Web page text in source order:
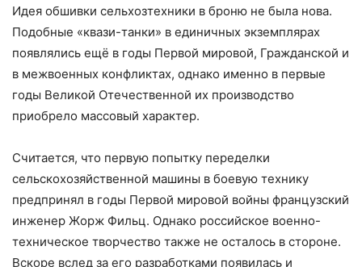
Идея обшивки сельхозтехники в броню не была нова.
Подобные «квази-танки» в единичных экземплярах
появлялись ещё в годы Первой мировой, Гражданской и
в межвоенных конфликтах, однако именно в первые
годы Великой Отечественной их производство
приобрело массовый характер.
Считается, что первую попытку переделки
сельскохозяйственной машины в боевую технику
предпринял в годы Первой мировой войны французский
инженер Жорж Фильц. Однако российское военно-
техническое творчество также не осталось в стороне.
Вскоре вслед за его разработками появилась и